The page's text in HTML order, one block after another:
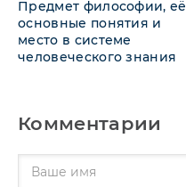
Предмет философии, её
основные понятия и
место в системе
человеческого знания
Комментарии